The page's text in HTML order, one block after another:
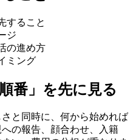
すること
ジ
の進め方
ミング
番」を先に見る
と同時に、何から始めれば
の報告、顔合わせ、入籍